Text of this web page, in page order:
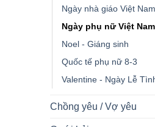
Ngày nhà giáo Việt
Ngày phụ nữ Việt
Noel - Giáng sinh
Quốc tế phụ nữ 8-3
Valentine - Ngày Lễ
Chồng yêu / Vợ yêu